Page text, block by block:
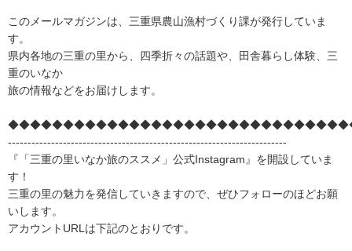
このメールマガジンは、三重県農山漁村づくり課が発行していま
す。
県内各地の三重の里から、四季折々の話題や、田舎暮らし体験、三
重のいなか
旅の情報などをお届けします。
-----------------------------------------------------------------------
『「三重の里いなか旅のススメ」公式Instagram』を開設していま
す！
三重の里の魅力を発信していきますので、ぜひフォローのほどお願
いします。
アカウントURLは下記のとおりです。